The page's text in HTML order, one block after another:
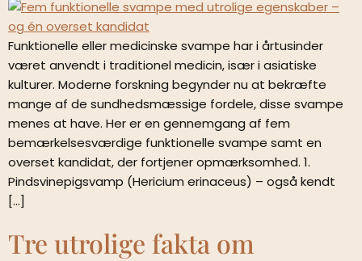
Funktionelle eller medicinske svampe har i årtusinder
været anvendt i traditionel medicin, især i asiatiske
kulturer. Moderne forskning begynder nu at bekræfte
mange af de sundhedsmæssige fordele, disse svampe
menes at have. Her er en gennemgang af fem
bemærkelsesværdige funktionelle svampe samt en
overset kandidat, der fortjener opmærksomhed. 1.
Pindsvinepigsvamp (Hericium erinaceus) – også kendt
[…]
Tre utrolige fakta om